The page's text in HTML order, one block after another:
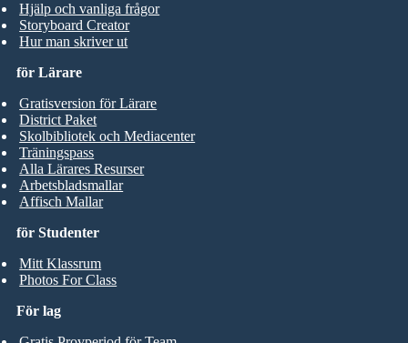
Hjälp och vanliga frågor
Storyboard Creator
Hur man skriver ut
för Studenter
Mitt Klassrum
Photos For Class
för Lärare
Gratisversion för Lärare
District Paket
Skolbibliotek och Mediacenter
Träningspass
Alla Lärares Resurser
Arbetsbladsmallar
Affisch Mallar
För lag